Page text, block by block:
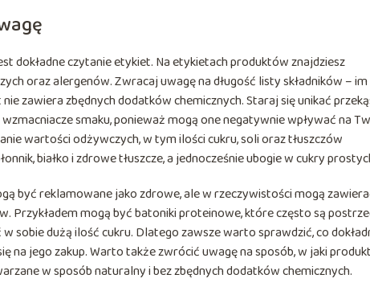
dokładne czytanie etykiet. Na etykietach produktów znajdziesz
oraz alergenów. Zwracaj uwagę na długość listy składników – im
zawiera zbędnych dodatków chemicznych. Staraj się unikać
smaku, ponieważ mogą one negatywnie wpływać na
wartości odżywczych, w tym ilości cukru, soli oraz tłuszczów
białko i zdrowe tłuszcze, a jednocześnie ubogie w cukry
być reklamowane jako zdrowe, ale w rzeczywistości mogą
Przykładem mogą być batoniki proteinowe, które często są
sobie dużą ilość cukru. Dlatego zawsze warto sprawdzić, co
na jego zakup. Warto także zwrócić uwagę na sposób, w jaki produkt
w sposób naturalny i bez zbędnych dodatków chemicznych.